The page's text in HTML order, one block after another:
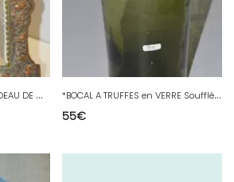
S
UPERBE PETITE GLACE CADEAU DE MARIAGE XIXe BRONZE Cuivré NID COLOMBES VITRINE
*
BOCAL A TRUFFES en VERRE Soufflé XVIIIe VERT Foncé COLLECTION CUISINE N° 30
55€